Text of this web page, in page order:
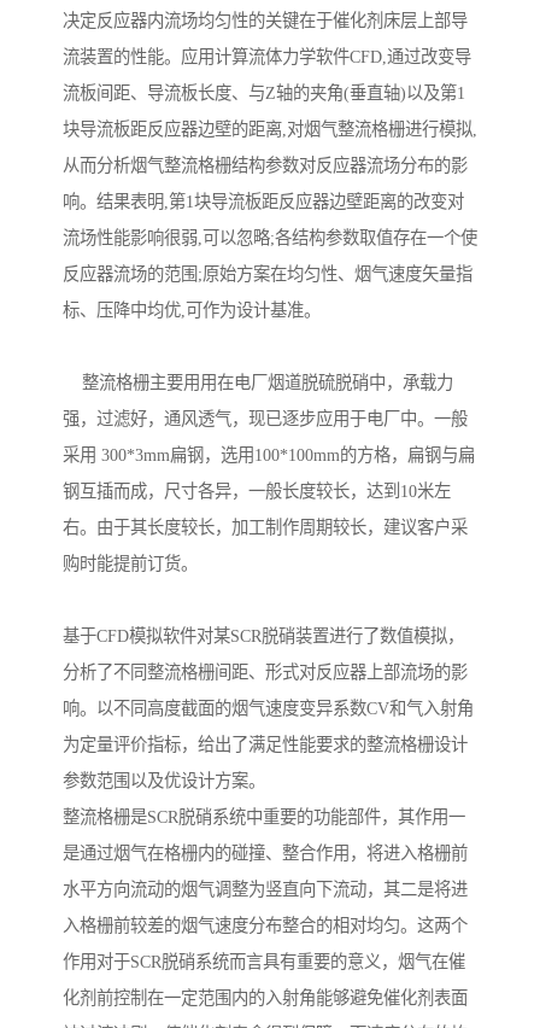
决定反应器内流场均匀性的关键在于催化剂床层上部导
流装置的性能。应用计算流体力学软件CFD,通过改变导
流板间距、导流板长度、与Z轴的夹角(垂直轴)以及第1
块导流板距反应器边壁的距离,对烟气整流格栅进行模拟,
从而分析烟气整流格栅结构参数对反应器流场分布的影
响。结果表明,第1块导流板距反应器边壁距离的改变对
流场性能影响很弱,可以忽略;各结构参数取值存在一个使
反应器流场的范围;原始方案在均匀性、烟气速度矢量指
标、压降中均优,可作为设计基准。
整流格栅主要用用在电厂烟道脱硫脱硝中，承载力
强，过滤好，通风透气，现已逐步应用于电厂中。一般
采用 300*3mm扁钢，选用100*100mm的方格，扁钢与扁
钢互插而成，尺寸各异，一般长度较长，达到10米左
右。由于其长度较长，加工制作周期较长，建议客户采
购时能提前订货。
基于CFD模拟软件对某SCR脱硝装置进行了数值模拟，
分析了不同整流格栅间距、形式对反应器上部流场的影
响。以不同高度截面的烟气速度变异系数CV和气入射角
为定量评价指标，给出了满足性能要求的整流格栅设计
参数范围以及优设计方案。
整流格栅是SCR脱硝系统中重要的功能部件，其作用一
是通过烟气在格栅内的碰撞、整合作用，将进入格栅前
水平方向流动的烟气调整为竖直向下流动，其二是将进
入格栅前较差的烟气速度分布整合的相对均匀。这两个
作用对于SCR脱硝系统而言具有重要的意义，烟气在催
化剂前控制在一定范围内的入射角能够避免催化剂表面